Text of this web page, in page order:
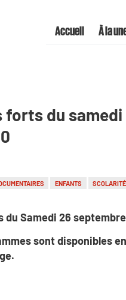
Accueil À la
forts du
ENFANTS SCOLARITÉ
du Samedi 26
sont disponibles en